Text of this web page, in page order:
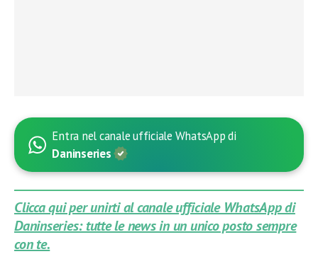
Entra nel canale ufficiale WhatsApp di
Daninseries
Clicca qui per unirti al canale ufficiale WhatsApp di
Daninseries: tutte le news in un unico posto sempre
con te.